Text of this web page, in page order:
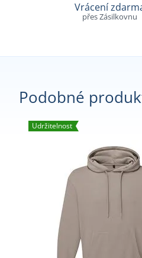
Vrácení
přes Zásilkovnu
Podobné
Udržitelnost